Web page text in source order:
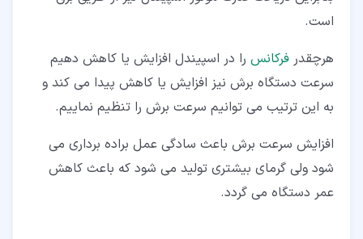
است.
هرچقدر فرکانس را در اسپیندل افزایش یا کاهش دهیم
سرعت دستگاه برش نیز افزایش یا کاهش پیدا می کند و
به این ترتیب می توانیم سرعت برش را تنظیم نماییم.
افزایش سرعت برش باعث سادگی عمل براده برداری می
شود ولی گرمای بیشتری تولید می شود که باعث کاهش
عمر دستگاه می گردد.